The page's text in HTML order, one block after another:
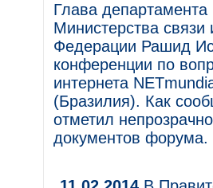
Глава департамента
Министерства
Федерации Рашид
конференции по
интернета
(Бразилия). Как
отметил
документов форума.